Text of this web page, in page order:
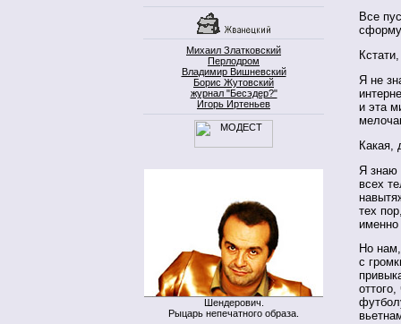
Михаил Златковский
Перлодром
Владимир Вишневский
Борис Жутовский
журнал "Бесэдер?"
Игорь Иртеньев
Шендерович.
Рыцарь непечатного образа.
Все
Я не
и эта
Какая,
Я знаю
всех
тех
Но
с